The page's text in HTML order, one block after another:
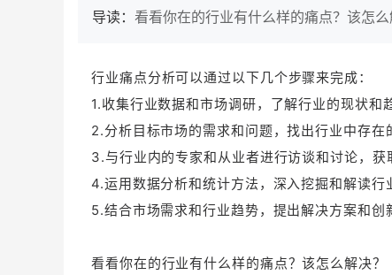
导读： 看看你在的行业有什么样的痛点？该怎么
行业痛点分析可以通过以下几个步骤来完成：
1.收集行业数据和市场调研，了解行业的现状和
2.分析目标市场的需求和问题，找出行业中存在
3.与行业内的专家和从业者进行访谈和讨论，获
4.运用数据分析和统计方法，深入挖掘和解读行
5.结合市场需求和行业趋势，提出解决方案和创
看看你在的行业有什么样的痛点？该怎么解决？
三只松鼠旗下的网红婴儿辅食品
查看详情
查看详情